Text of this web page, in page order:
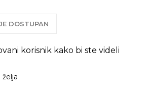
DOSTUPAN
korisnik kako bi ste videli